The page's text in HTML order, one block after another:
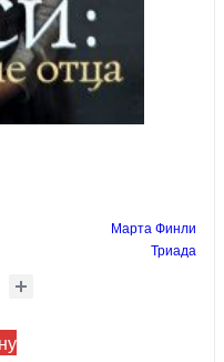
Марта Финли
Триада